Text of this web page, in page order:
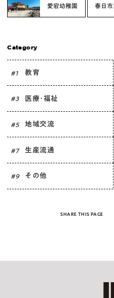
愛宕幼稚園 春日
Category
# 1 教育
# 3 医療･福祉
# 5 地域交流
# 7 生産流通
# 9 その他
SHARE THIS PAGE